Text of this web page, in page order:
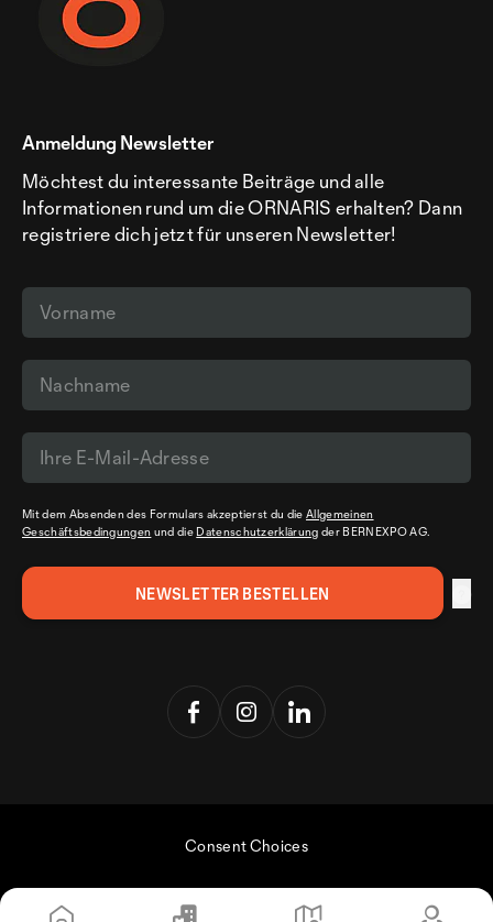
Anmeldung Newsletter
Möchtest du interessante Beiträge und alle
Informationen rund um die ORNARIS erhalten? Dann
registriere dich jetzt für unseren Newsletter!
Mit dem Absenden des Formulars akzeptierst du dieAllgemeinen
Geschäftsbedingungen und die Datenschutzerklärung der BERNEXPO AG.
Consent Choices